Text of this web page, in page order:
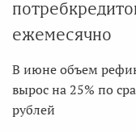
ежемесячно
В июне объем
вырос на 25% по
рублей